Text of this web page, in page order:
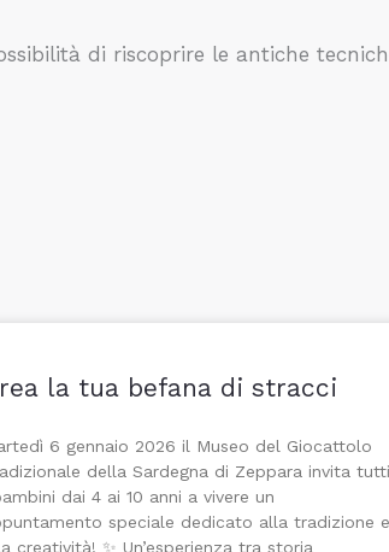
di riscoprire le antiche
la tua befana di stracci
6 gennaio 2026 il Museo del Giocattolo
della Sardegna di Zeppara invita tutti
dai 4 ai 10 anni a vivere un
speciale dedicato alla tradizione e
creatività! ✨ Un’esperienza tra storia